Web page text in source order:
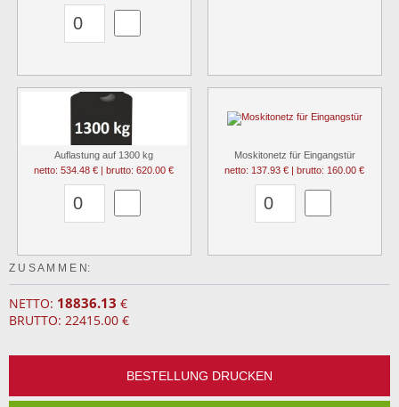
Auflastung auf 1300 kg
netto: 534.48 € | brutto: 620.00 €
Moskitonetz für Eingangstür
netto: 137.93 € | brutto: 160.00 €
Z U S A M M E N:
NETTO: 18836.13 €
BRUTTO: 22415.00 €
BESTELLUNG DRUCKEN